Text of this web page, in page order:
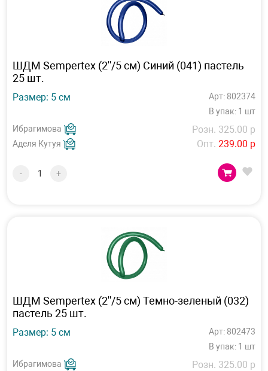
ШДМ Sempertex (2''/5 см) Синий (041) пастель
25 шт.
Размер: 5 см
Арт: 802374
В упак: 1 шт
Ибрагимова
Аделя Кутуя
Розн. 325.00 р
Опт. 239.00 р
- +
ШДМ Sempertex (2''/5 см) Темно-зеленый (032)
пастель 25 шт.
Размер: 5 см
Арт: 802473
В упак: 1 шт
Ибрагимова
Розн. 325.00 р